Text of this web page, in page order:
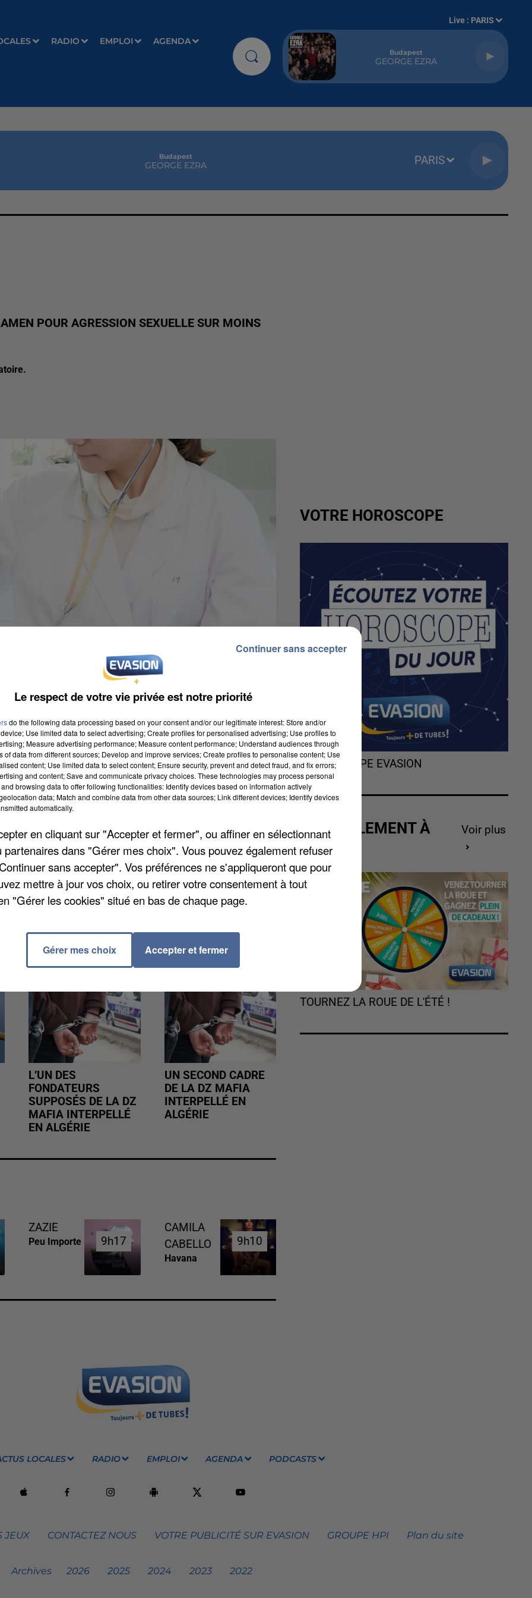
RADIO EMPLOI AGENDA
Live : PARIS
Budapest
GEORGE EZRA
Budapest
GEORGE EZRA PARIS
POUR AGRESSION SEXUELLE SUR MOINS
de Montreuil a été mise en examen pour
après s’être dénoncée au commissariat. Son
et détention d’images pédopornographiques.
avec interdiction d’exercer auprès de
suspendue par l’hôpital, à titre conservatoire.
L’UN DES
FONDATEURS
SUPPOSÉS DE LA DZ
MAFIA INTERPELLÉ
EN ALGÉRIE
UN SECOND CADRE
DE LA DZ MAFIA
INTERPELLÉ EN
ALGÉRIE
ZAZIE
Peu Importe 9h17
9h17
CAMILA
CABELLO
Havana
9h10
9h10
VOTRE HOROSCOPE
L'HOROSCOPE EVASION
ACTUELLEMENT À
GAGNER
Voir plus
TOURNEZ LA ROUE DE L'ÉTÉ !
LOCALES RADIO EMPLOI AGENDA PODCASTS
JEUX CONTACTEZ NOUS VOTRE PUBLICITÉ SUR EVASION GROUPE HPI Plan du site
Archives 2026 2025 2024 2023 2022
Le respect de votre vie privée est notre priorité
do the following data processing based on your consent and/or our legitimate interest: Store and/or
Use limited data to select advertising; Create profiles for personalised advertising; Use profiles to
Measure advertising performance; Measure content performance; Understand audiences through
of data from different sources; Develop and improve services; Create profiles to personalise content; Use
content; Use limited data to select content; Ensure security, prevent and detect fraud, and fix errors;
and content; Save and communicate privacy choices. These technologies may process personal
browsing data to offer following functionalities: Identify devices based on information actively
data; Match and combine data from other data sources; Link different devices; Identify devices
automatically.
en cliquant sur "Accepter et fermer", ou affiner en sélectionnant
partenaires dans "Gérer mes choix". Vous pouvez également refuser
sans accepter". Vos préférences ne s'appliqueront que pour
mettre à jour vos choix, ou retirer votre consentement à tout
"Gérer les cookies" situé en bas de chaque page.
Gérer mes choix Accepter et fermer
Continuer sans accepter